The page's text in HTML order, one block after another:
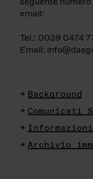
email:
Tel.: 0039 0474
Email:
Background
Comunicati
Archivio